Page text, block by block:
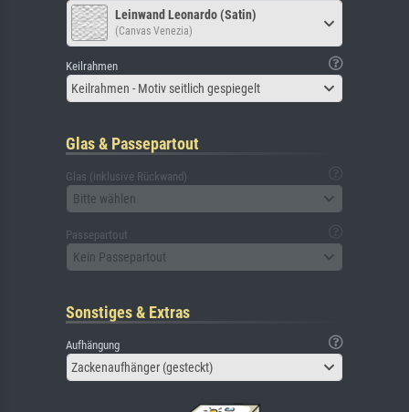
Leinwand Leonardo (Satin)
(Canvas Venezia)
Keilrahmen
Keilrahmen - Motiv seitlich gespiegelt
Glas & Passepartout
Glas (inklusive Rückwand)
Bitte wählen
Passepartout
Kein Passepartout
Sonstiges & Extras
Aufhängung
Zackenaufhänger (gesteckt)